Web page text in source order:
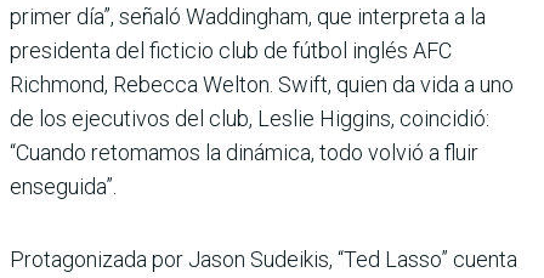
primer día”, señaló Waddingham, que interpreta a la
presidenta del ficticio club de fútbol inglés AFC
Richmond, Rebecca Welton. Swift, quien da vida a uno
de los ejecutivos del club, Leslie Higgins, coincidió:
“Cuando retomamos la dinámica, todo volvió a fluir
enseguida”.
Protagonizada por Jason Sudeikis, “Ted Lasso” cuenta